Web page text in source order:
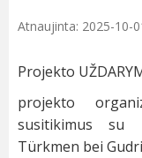
Atnaujinta: 2025-10-
Projekto
projekto
susitikimus su
Türkmen bei